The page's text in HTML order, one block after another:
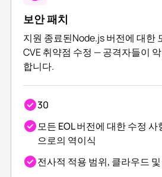
보안 패치
지원 종료된Node.js 버전에 대한
CVE 취약점 수정 — 공격자들이
합니다.
30
모든 EOL 버전에 대한 수정
으로의 역이식
전사적 적용 범위, 클라우드